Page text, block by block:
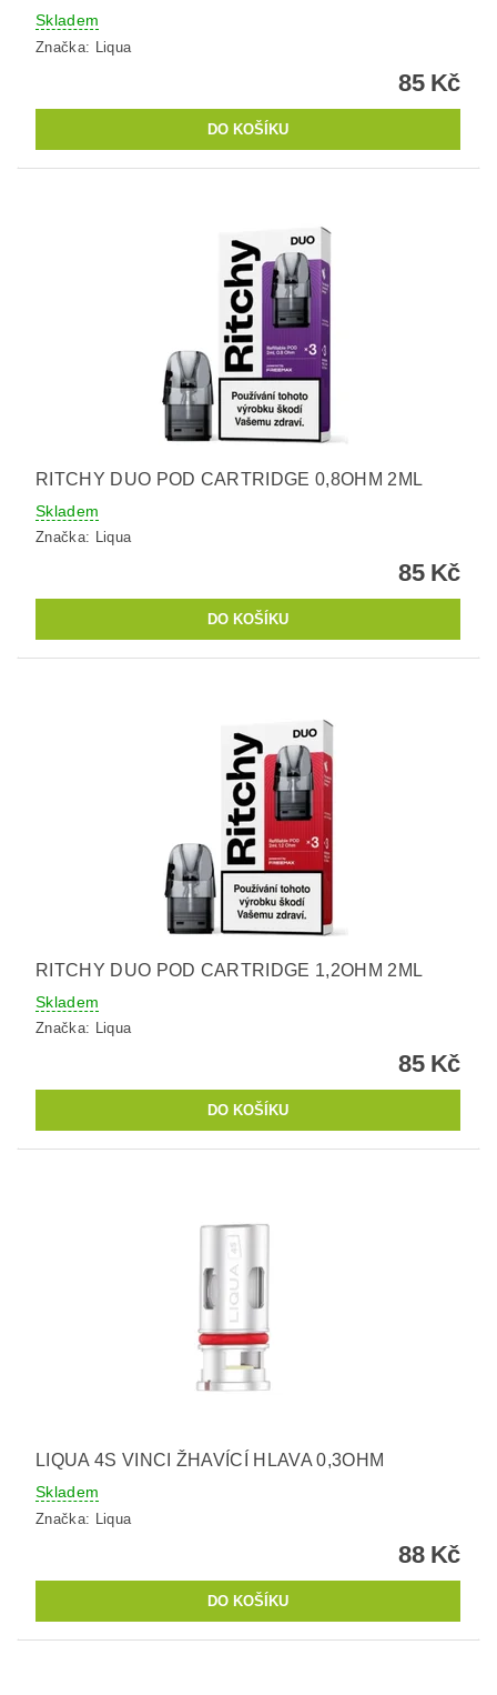
Skladem
Značka: Liqua
85 Kč
RITCHY DUO POD CARTRIDGE 0,8OHM 2ML
Skladem
Značka: Liqua
85 Kč
RITCHY DUO POD CARTRIDGE 1,2OHM 2ML
Skladem
Značka: Liqua
85 Kč
LIQUA 4S VINCI ŽHAVÍCÍ HLAVA 0,3OHM
Skladem
Značka: Liqua
88 Kč